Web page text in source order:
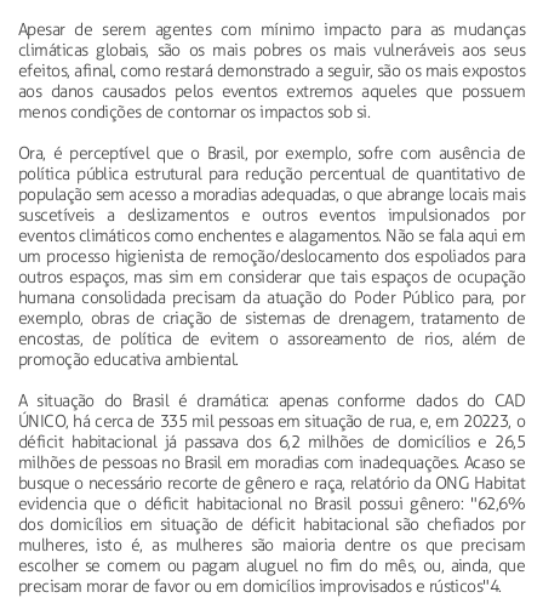
Apesar de serem agentes com mínimo impacto para as mudanças
climáticas globais, são os mais pobres os mais vulneráveis aos seus
efeitos, afinal, como restará demonstrado a seguir, são os mais expostos
aos danos causados pelos eventos extremos aqueles que possuem
menos condições de contornar os impactos sob si.
Ora, é perceptível que o Brasil, por exemplo, sofre com ausência de
política pública estrutural para redução percentual de quantitativo de
população sem acesso a moradias adequadas, o que abrange locais mais
suscetíveis a deslizamentos e outros eventos impulsionados por
eventos climáticos como enchentes e alagamentos. Não se fala aqui em
um processo higienista de remoção/deslocamento dos espoliados para
outros espaços, mas sim em considerar que tais espaços de ocupação
humana consolidada precisam da atuação do Poder Público para, por
exemplo, obras de criação de sistemas de drenagem, tratamento de
encostas, de política de evitem o assoreamento de rios, além de
promoção educativa ambiental.
A situação do Brasil é dramática: apenas conforme dados do CAD
ÚNICO, há cerca de 335 mil pessoas em situação de rua, e, em 20223, o
déficit habitacional já passava dos 6,2 milhões de domicílios e 26,5
milhões de pessoas no Brasil em moradias com inadequações. Acaso se
busque o necessário recorte de gênero e raça, relatório da ONG Habitat
evidencia que o déficit habitacional no Brasil possui gênero: "62,6%
dos domicílios em situação de déficit habitacional são chefiados por
mulheres, isto é, as mulheres são maioria dentre os que precisam
escolher se comem ou pagam aluguel no fim do mês, ou, ainda, que
precisam morar de favor ou em domicílios improvisados e rústicos"4.